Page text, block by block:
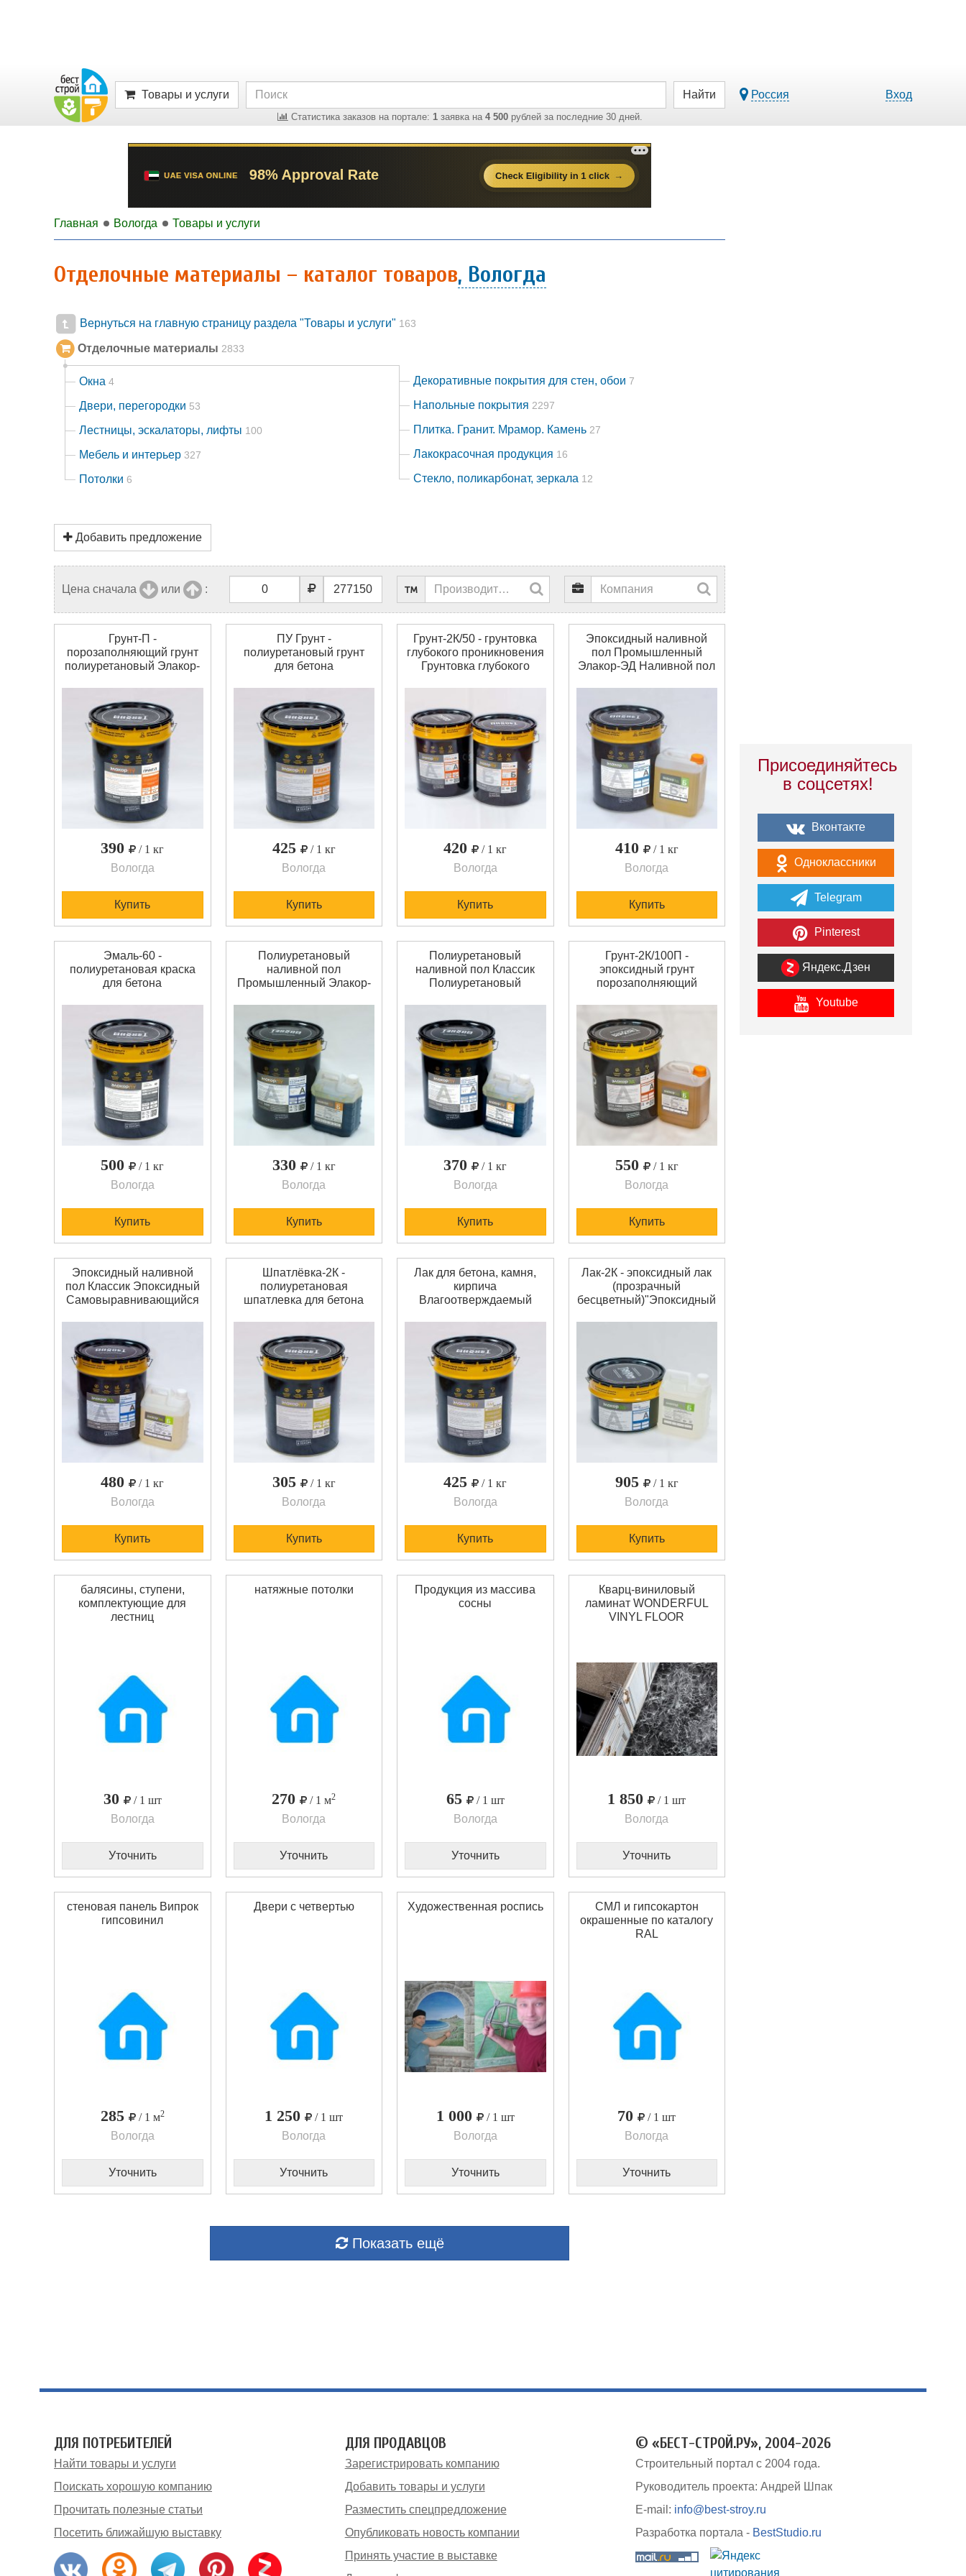
Товары и услуги
Статистика заказов на портале: 1заявка на 4 500рублей за последние 30 дней.
Найти Россия Вход
Главная Вологда Товары и услуги
Отделочные материалы – каталог товаров, Вологда
Вернуться на главную страницу раздела "Товары и услуги" 163
Отделочные материалы 2833
Окна 4
Двери, перегородки 53
Лестницы, эскалаторы, лифты 100
Мебель и интерьер 327
Потолки 6
Декоративные покрытия для стен, обои 7
Напольные покрытия 2297
Плитка. Гранит. Мрамор. Камень 27
Лакокрасочная продукция 16
Стекло, поликарбонат, зеркала 12
Добавить предложение
Цена сначала или :
Грунт-П -
порозаполняющий грунт
полиуретановый Элакор-
однокомпонентный
полиуретановый грунт.
Для грунтования
бетонных, пескобетонных
и т. п. поверхностей, а
также для шпатлевания
поверхности в смеси с
песком. Эффективно
закрыв
390
/ 1 кг
Вологда
Купить
ПУ Грунт -
полиуретановый грунт
для бетона
однокомпонентный
полиуретановый грунт.
Обладает высокой
текучестью и эффективно
проникает в поры бетона
(2-4мм для бетона М300).
После полимеризации:
высокая износостойкость
425
/ 1 кг
Вологда
Купить
Грунт-2К/50 - грунтовка
глубокого проникновения
Грунтовка глубокого
двухкомпонентная
полиуретановая.
Специально разработана
для эффективной
пропитки бетона и других
капиллярно-пористых
материалов. Отличается
крайней
420
/ 1 кг
Вологда
Купить
Эпоксидный наливной
пол Промышленный
Элакор-ЭД Наливной пол
самовыравнивающийся
двухкомпонентный
состав для устройства
наливных и
кварцнаполненных
покрытий полов в
помещениях со средними
и высокими нагрузками и
фактурных окрасочн
410
/ 1 кг
Вологда
Купить
Эмаль-60 -
полиуретановая краска
для бетона
полов Элакор-ПУ
Эмаль-60 – цветная
однокомпонентная
влагоотверждаемая
полуглянцевая. Важное
преимущество: может
наноситься при
отрицательных
температурах (от мину
500
/ 1 кг
Вологда
Купить
Полиуретановый
наливной пол
Промышленный Элакор-
полиуретановый
двухкомпонентный
состав для устройства
наливных и
кварцнаполненных
покрытий полов в
помещениях со средними
и высокими нагрузками.
После полимеризации:
высокая из
330
/ 1 кг
Вологда
Купить
Полиуретановый
наливной пол Классик
Полиуретановый
Классик - цветной
двухкомпонентный
компаунд. После
полимеризации образует
твердо-эластичную
ударопрочную
поверхность с высокой
износостойкостью и
химической стой
370
/ 1 кг
Вологда
Купить
Грунт-2К/100П -
эпоксидный грунт
порозаполняющий
порозаполняющая
эпоксидная грунтовка по
бетону -
двухкомпонентная. Для
грунтования
минеральных капиллярно
пористых и
металлических
поверхностей при
устройстве эпоксидных и
полиур
550
/ 1 кг
Вологда
Купить
Эпоксидный наливной
пол Классик Эпоксидный
Самовыравнивающийся
двухкомпонентный
состав. После
полимеризации образует
покрытие с высокоми
декоративными
свойствами, высокой
прочностью и
износостойкостью,
химической с
480
/ 1 кг
Вологда
Купить
Шпатлёвка-2К -
полиуретановая
шпатлевка для бетона
полиуретановый лак для
дерева, паркета.
Однокомпонентный.
Химстойкий.
Минимальный объем
покупки - 10 кг. В
зависимости от объема
покупки, цена за 1 кг
материа
305
/ 1 кг
Вологда
Купить
Лак для бетона, камня,
кирпича
Влагоотверждаемый
бетона, камня, кирпича и
других минеральных
поверхностей. После
полимеризации: высокая
износостойкость,
прочность, химическая
стойкость. Минимальный
объем покупки - 1
425
/ 1 кг
Вологда
Купить
Лак-2К - эпоксидный лак
(прозрачный
бесцветный)"Эпоксидный
светостойкий. Не
содержит растворителей,
сухой остаток – 100%, не
имеет запаха при
нанесении. Минимальный
объем покупки - 14,6 кг.
905
/ 1 кг
Вологда
Купить
балясины, ступени,
комплектующие для
лестниц
30
/ 1 шт
Вологда
Уточнить
натяжные потолки
270 / 1 м2
Вологда
Уточнить
Продукция из массива
сосны
65
/ 1 шт
Вологда
Уточнить
Кварц-виниловый
ламинат WONDERFUL
VINYL FLOOR
1 850
/ 1 шт
Вологда
Уточнить
стеновая панель Випрок
гипсовинил
285 / 1 м2
Вологда
Уточнить
Двери с четвертью
1 250
/ 1 шт
Вологда
Уточнить
Художественная роспись
1 000
/ 1 шт
Вологда
Уточнить
СМЛ и гипсокартон
окрашенные по каталогу
RAL
70
/ 1 шт
Вологда
Уточнить
Показать ещё
Присоединяйтесь
в соцсетях!
Вконтакте
Одноклассники
Telegram
Pinterest
Яндекс.Дзен
Youtube
ДЛЯ ПОТРЕБИТЕЛЕЙ
Найти товары и услуги
Поискать хорошую компанию
Прочитать полезные статьи
Посетить ближайшую выставку
ДЛЯ ПРОДАВЦОВ
Зарегистрировать компанию
Добавить товары и услуги
Разместить спецпредложение
Опубликовать новость компании
Принять участие в выставке
© «БЕСТ-СТРОЙ.РУ», 2004-2026
Строительный портал с 2004 года.
Руководитель проекта: Андрей Шпак
E-mail: info@best-stroy.ru
Разработка портала - BestStudio.ru